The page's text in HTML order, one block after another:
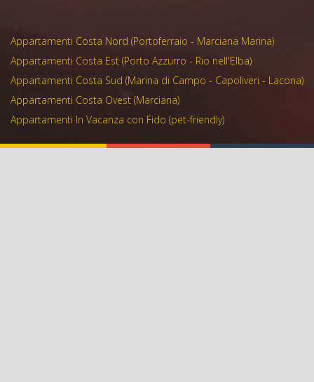
Appartamenti Costa Nord (Portoferraio - Marciana Marina)
Appartamenti Costa Est (Porto Azzurro - Rio nell'Elba)
Appartamenti Costa Sud (Marina di Campo - Capoliveri - Lacona)
Appartamenti Costa Ovest (Marciana)
Appartamenti In Vacanza con Fido (pet-friendly)